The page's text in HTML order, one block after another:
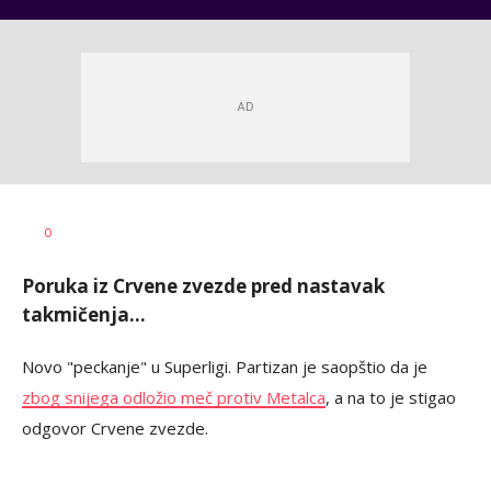
AUTOR
0
Poruka iz Crvene zvezde pred nastavak
takmičenja...
Novo "peckanje" u Superligi. Partizan je saopštio da je
zbog snijega odložio meč protiv Metalca, a na to je stigao
odgovor Crvene zvezde.